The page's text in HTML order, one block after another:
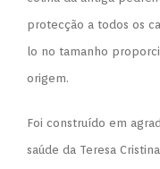
protecção a todos os
lo no tamanho
origem.
Foi construído em
saúde da Teresa